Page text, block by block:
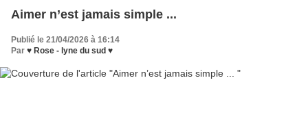
Aimer n’est jamais simple ...
Publié le 21/04/2026 à 16:14
Par ♥ Rose - lyne du sud ♥